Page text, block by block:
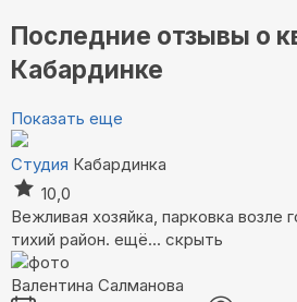
Последние отзывы о
Кабардинке
Показать еще
Студия Кабардинка
10,0
Вежливая хозяйка, парковка возле
тихий район. ещё... скрыть
Валентина Салманова